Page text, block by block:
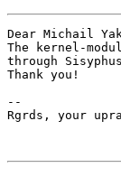
Dear Michail
The kernel-
through
Thank you!
--
Rgrds, your